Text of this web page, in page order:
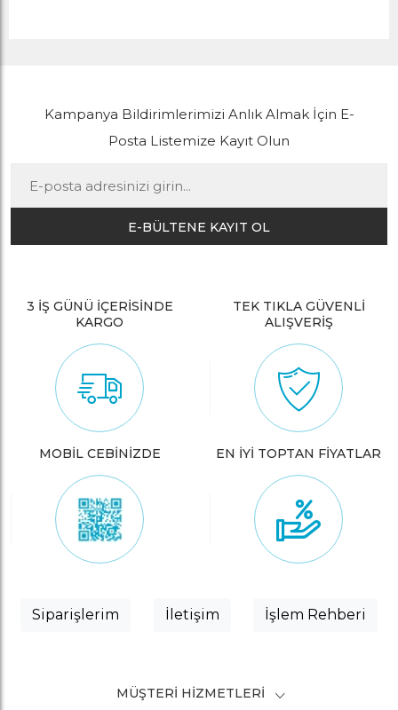
Kampanya Bildirimlerimizi Anlık Almak İçin E-
Posta Listemize Kayıt Olun
E-BÜLTENE KAYIT OL
3 İŞ GÜNÜ İÇERİSİNDE
KARGO
TEK TIKLA GÜVENLİ
ALIŞVERİŞ
MOBİL CEBİNİZDE EN İYİ TOPTAN FİYATLAR
Siparişlerim İletişim İşlem Rehberi
MÜŞTERI HIZMETLERI